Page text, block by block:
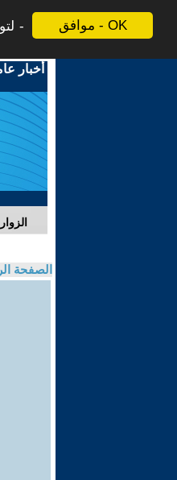
موافق - OK
أخبار
الزوار
الصفحة